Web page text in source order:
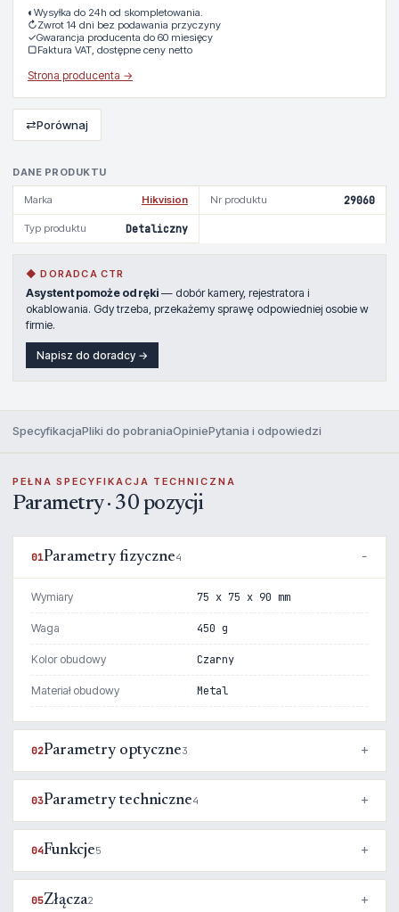
DANE PRODUKTU
Marka Hikvision Nr produktu 29060
Typ produktu Detaliczny
◆ DORADCA CTR
Asystent pomoże od ręki — dobór kamery, rejestratora i
okablowania. Gdy trzeba, przekażemy sprawę odpowiedniej osobie w
firmie.
Napisz do doradcy →
◐ Wysyłka do 24h od skompletowania.
↻Zwrot 14 dni bez podawania przyczyny
✓Gwarancja producenta do 60 miesięcy
▢Faktura VAT, dostępne ceny netto
Strona producenta →
⇄Porównaj
SpecyfikacjaPliki do pobraniaOpiniePytania i odpowiedzi
PEŁNA SPECYFIKACJA TECHNICZNA
Parametry · 30 pozycji
01Parametry fizyczne4
Wymiary 75 x 75 x 90 mm
Waga 450 g
Kolor obudowy Czarny
Materiał obudowy Metal
02Parametry optyczne3
03Parametry techniczne4
04Funkcje5
05Złącza2